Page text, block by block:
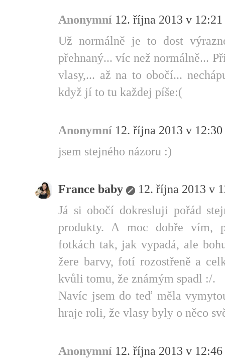
Anonymní 12. října 2013 v 12:21
Už normálně je to dost
přehnaný... víc než normálně...
vlasy,... až na to obočí...
když jí to tu každej píše:(
Anonymní 12. října 2013 v 12:30
jsem stejného názoru :)
France baby
12. října 2013 v
Já si obočí dokresluji pořád
produkty. A moc dobře vím,
fotkách tak, jak vypadá, ale
žere barvy, fotí rozostřeně a
kvůli tomu, že známým spadl :/.
Navíc jsem do teď měla
hraje roli, že vlasy byly o něco
Anonymní 12. října 2013 v 12:46